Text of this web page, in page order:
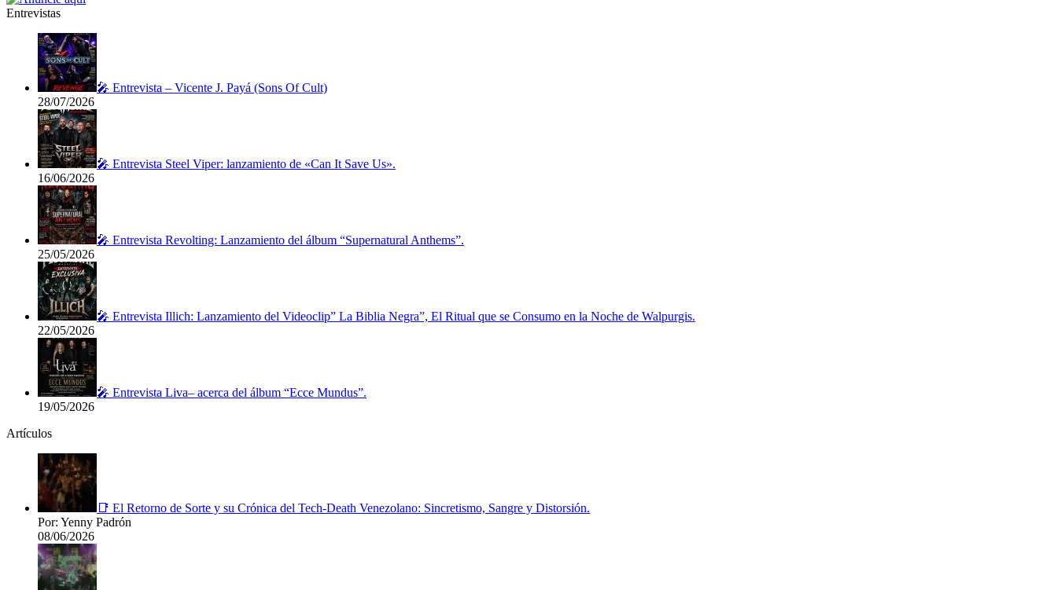
Entrevistas
🎤 Entrevista – Vicente J. Payá (Sons Of Cult)
28/07/2026
🎤 Entrevista Steel Viper: lanzamiento de «Can It Save Us».
16/06/2026
🎤 Entrevista Revolting: Lanzamiento del álbum “Supernatural Anthems”.
25/05/2026
🎤 Entrevista Illich: Lanzamiento del Videoclip” La Biblia Negra”, El Ritual que se Consumo en la Noche de Walpurgis.
22/05/2026
🎤 Entrevista Liva– acerca del álbum “Ecce Mundus”.
19/05/2026
Artículos
📑 El Retorno de Sorte y su Crónica del Tech-Death Venezolano: Sincretismo, Sangre y Distorsión.
Por: Yenny Padrón
08/06/2026